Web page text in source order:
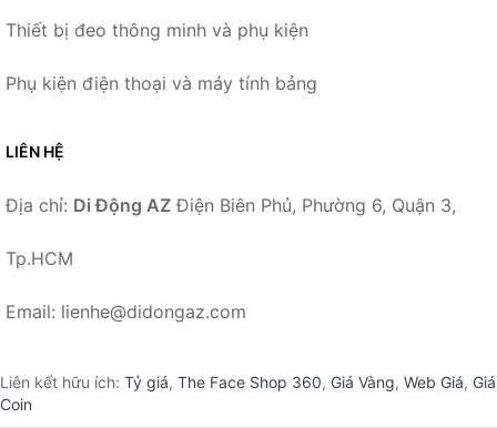
Thiết bị đeo thông minh và phụ kiện
Phụ kiện điện thoại và máy tính bảng
LIÊN HỆ
Địa chỉ: Di Động AZ Điện Biên Phủ, Phường 6, Quận 3,
Tp.HCM
Email: lienhe@didongaz.com
Liên kết hữu ích: Tỷ giá, The Face Shop 360, Giá Vàng, Web Giá, Giá
Coin